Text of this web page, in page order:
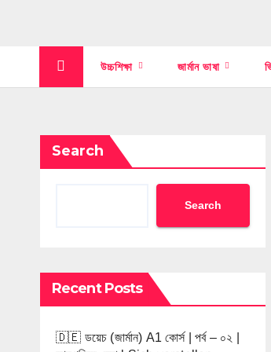
উচ্চশিক্ষা জার্মান ভাষা
Search
Search
Recent Posts
🇩🇪 ডয়েচ (জার্মান) A1 কোর্স | পর্ব – ০২ |